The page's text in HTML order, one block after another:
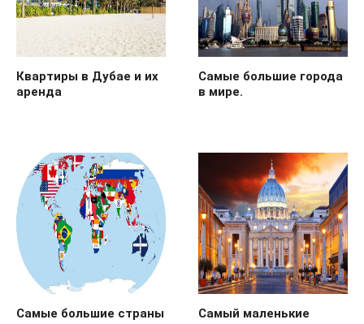
Квартиры в Дубае и их
аренда
Самые большие города
в мире.
Самые большие страны
Самый маленькие